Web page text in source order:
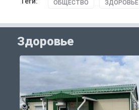
ОБЩЕСТВО ЗДОРОВЬЕ
Здоровье